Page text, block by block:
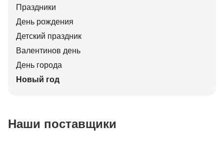
Праздники
День рождения
Детский праздник
Валентинов день
День города
Новый год
Наши поставщики